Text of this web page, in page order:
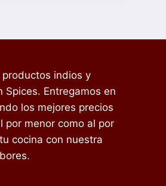
indios y
Spices. Entregamos en
los mejores precios
por menor como al por
cocina con nuestra